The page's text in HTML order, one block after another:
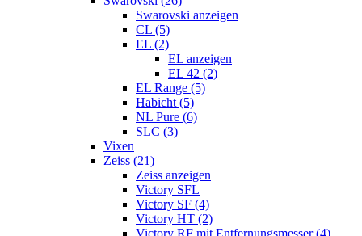
Swarovski anzeigen
CL (5)
EL (2)
EL anzeigen
EL 42 (2)
EL Range (5)
Habicht (5)
NL Pure (6)
SLC (3)
Vixen
Zeiss (21)
Zeiss anzeigen
Victory SFL
Victory SF (4)
Victory HT (2)
Victory RF mit Entfernungsmesser (4)